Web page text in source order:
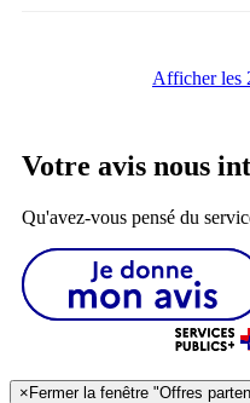
Afficher les
Votre avis nous
Qu'avez-vous pensé du
×Fermer la fenêtre "Offres